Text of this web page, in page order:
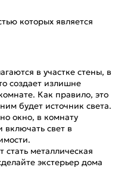
которых является
в участке стены, в
создает излишне
Как правило, это
будет источник света.
окно, в комнату
включать свет в
металлическая
экстерьер дома